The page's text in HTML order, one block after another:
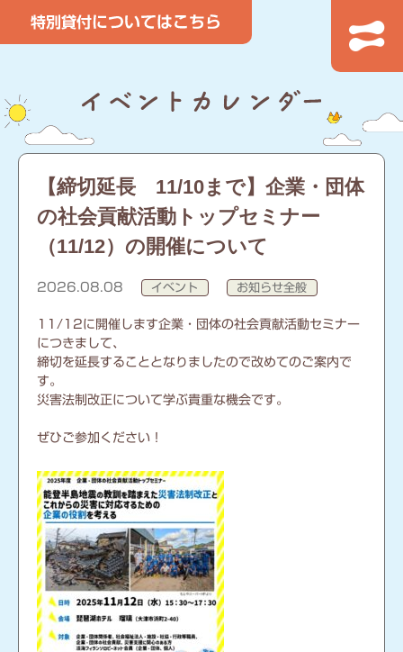
【締切延長 11/10まで】企業・団体
の社会貢献活動トップセミナー
（11/12）の開催について
2026.08.08 イベント お知らせ全般
11/12に開催します企業・団体の社会貢献活動セミナー
につきまして、
締切を延長することとなりましたので改めてのご案内で
す。
災害法制改正について学ぶ貴重な機会です。
ぜひご参加ください！